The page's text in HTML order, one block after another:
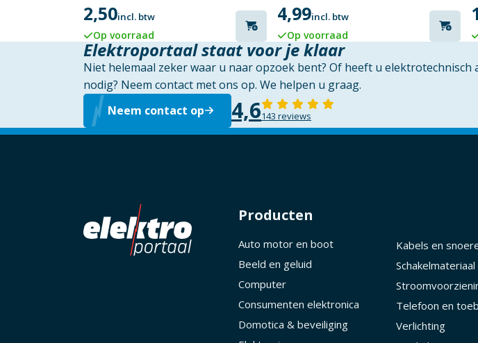
2,50incl. btw
Op voorraad
4,99incl. btw
Op voorraad
Elektroportaal staat voor je klaar
Niet helemaal zeker waar u naar opzoek bent? Of heeft u elektrotechnisch
nodig? Neem contact met ons op. We helpen u graag.
Neem contact op
4,6143 reviews
Producten
Auto motor en boot
Beeld en geluid
Computer
Consumenten elektronica
Domotica & beveiliging
Kabels en
Schakelmateriaal
Telefoon en
Verlichting